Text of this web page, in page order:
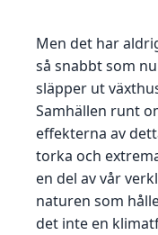
Men det har
så snabbt som
släpper ut
Samhällen runt
effekterna av
torka och
en del av vår
naturen som
det inte en